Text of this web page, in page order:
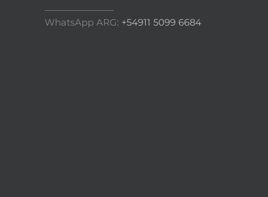
WhatsApp ARG: +54911 5099 6684